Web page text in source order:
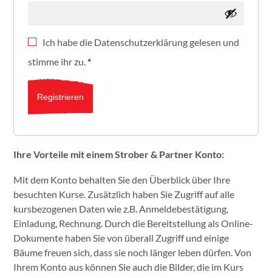
Ich habe die Datenschutzerklärung gelesen und
stimme ihr zu.*
Registrieren
Ihre Vorteile mit einem Strober & Partner Konto:
Mit dem Konto behalten Sie den Überblick über Ihre
besuchten Kurse. Zusätzlich haben Sie Zugriff auf alle
kursbezogenen Daten wie z.B. Anmeldebestätigung,
Einladung, Rechnung. Durch die Bereitstellung als Online-
Dokumente haben Sie von überall Zugriff und einige
Bäume freuen sich, dass sie noch länger leben dürfen. Von
Ihrem Konto aus können Sie auch die Bilder, die im Kurs